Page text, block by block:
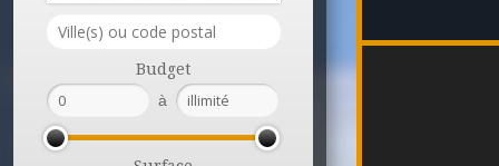
Budget
à